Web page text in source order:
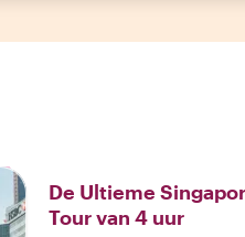
De Ultieme
Tour van 4 uur